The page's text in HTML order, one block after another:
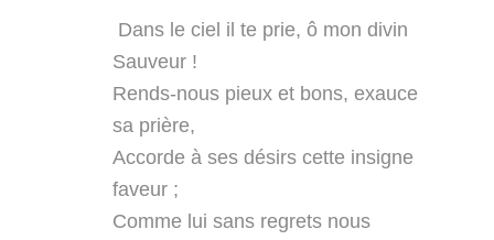
Dans le ciel il te prie, ô mon divin
Sauveur !
Rends-nous pieux et bons, exauce
sa prière,
Accorde à ses désirs cette insigne
faveur ;
Comme lui sans regrets nous